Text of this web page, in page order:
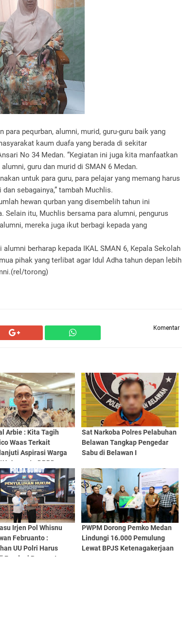
para pequrban, alumni, murid, guru-guru baik yang
kaum duafa yang berada di sekitar
No 34 Medan. “Kegiatan ini juga kita manfaatkan
guru dan murid di SMAN 6 Medan.
untuk para guru, para pelajar yang memang harus
sebagainya,” tambah Muchlis.
hewan qurban yang disembelih tahun ini
Selain itu, Muchlis bersama para alumni, pengurus
mereka juga ikut berbagi kepada yang
berharap kepada IKAL SMAN 6, Kepala Sekolah
pihak yang terlibat agar Idul Adha tahun depan lebih
torong)
Komentar
Arbie : Kita Tagih
Waas Terkait
Aspirasi Warga
Anggota DPRD
Sat Narkoba Polres Pelabuhan
Belawan Tangkap Pengedar
Sabu di Belawan I
Irjen Pol Whisnu
Februanto :
UU Polri Harus
Fondasi Penguatan
PWPM Dorong Pemko Medan
Lindungi 16.000 Pemulung
Lewat BPJS Ketenagakerjaan